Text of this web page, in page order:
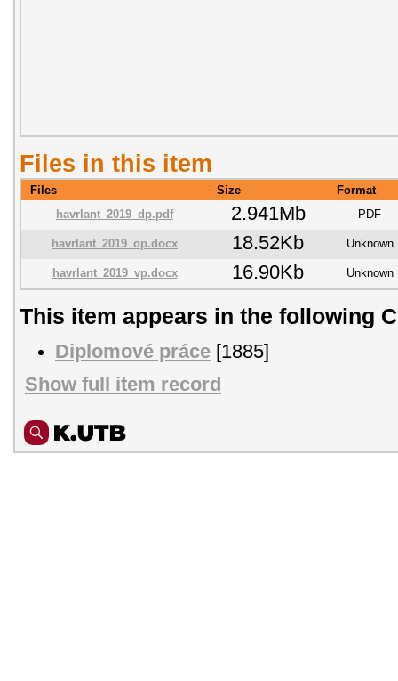
Files in this item
Files Size
Format
havrlant_2019_dp.pdf
2.941Mb PDF
havrlant_2019_op.docx 18.52Kb Unknown
havrlant_2019_vp.docx 16.90Kb Unknown
This item appears in the following
Diplomové práce [1885]
Show full item record